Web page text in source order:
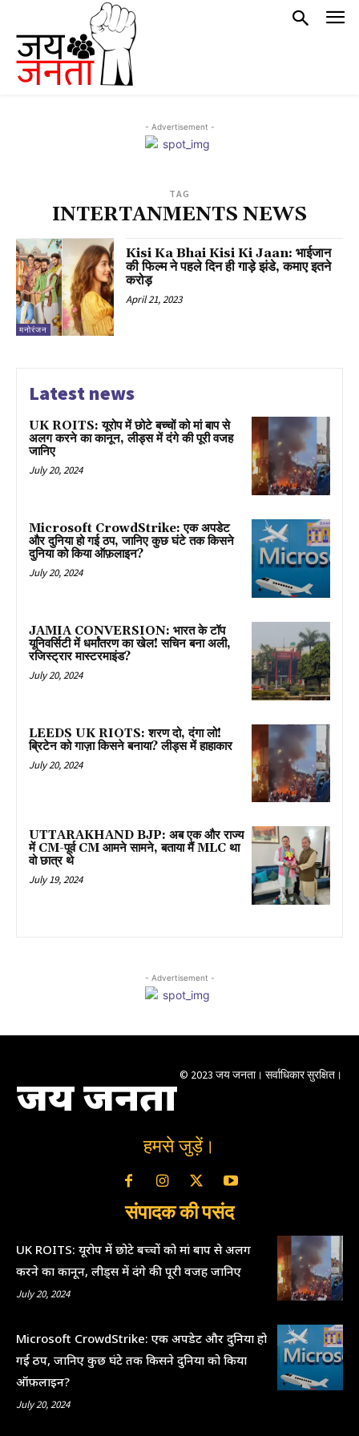
- Advertisement -
TAG
INTERTANMENTS NEWS
मनोरंजन
Kisi Ka Bhai Kisi Ki Jaan: भाईजान
की फिल्म ने पहले दिन ही गाड़े झंडे, कमाए इतने
करोड़
April 21, 2023
Latest news
UK ROITS: यूरोप में छोटे बच्चों को मां बाप से
अलग करने का कानून, लीड्स में दंगे की पूरी वजह
जानिए
July 20, 2024
Microsoft CrowdStrike: एक अपडेट
और दुनिया हो गई ठप, जानिए कुछ घंटे तक किसने
दुनिया को किया ऑफ़लाइन?
July 20, 2024
JAMIA CONVERSION: भारत के टॉप
यूनिवर्सिटी में धर्मांतरण का खेल! सचिन बना अली,
रजिस्ट्रार मास्टरमाइंड?
July 20, 2024
LEEDS UK RIOTS: शरण दो, दंगा लो!
ब्रिटेन को गाज़ा किसने बनाया? लीड्स में हाहाकार
July 20, 2024
UTTARAKHAND BJP: अब एक और राज्य
में CM-पूर्व CM आमने सामने, बताया मैं MLC था
वो छात्र थे
July 19, 2024
- Advertisement -
जय जनता © 2023 जय जनता। सर्वाधिकार सुरक्षित।
हमसे जुड़ें।
संपादक की पसंद
UK ROITS: यूरोप में छोटे बच्चों को मां बाप से अलग
करने का कानून, लीड्स में दंगे की पूरी वजह जानिए
July 20, 2024
Microsoft CrowdStrike: एक अपडेट और दुनिया हो
गई ठप, जानिए कुछ घंटे तक किसने दुनिया को किया
ऑफ़लाइन?
July 20, 2024